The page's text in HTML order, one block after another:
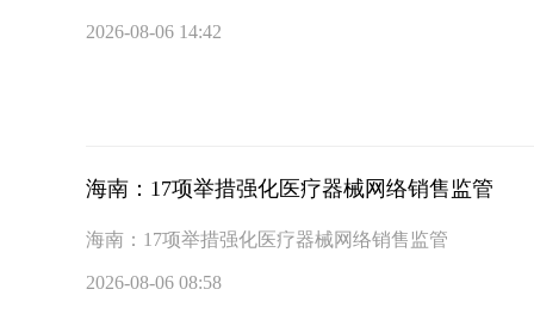
2026-08-06 14:42
海南：17项举措强化医疗器械网络销售监管
海南：17项举措强化医疗器械网络销售监管
2026-08-06 08:58